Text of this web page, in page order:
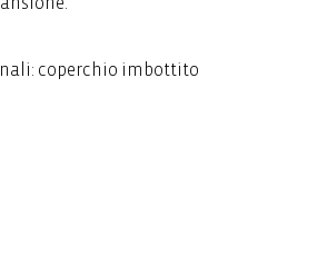
coperchio imbottito